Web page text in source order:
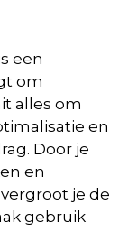
een
om
alles om
en
Door je
en
je de
gebruik